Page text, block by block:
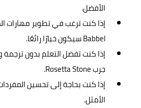
الأفضل.
إذا كنت ترغب في تطوير مهارات
Babbel سيكون خيارًا رائعًا.
إذا كنت تفضل التعلم بدون
جرب Rosetta Stone.
الأمثل.